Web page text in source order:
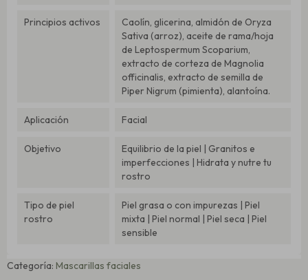
Principios activos
Caolín, glicerina, almidón de Oryza
Sativa (arroz), aceite de rama/hoja
de Leptospermum Scoparium,
extracto de corteza de Magnolia
officinalis, extracto de semilla de
Piper Nigrum (pimienta), alantoína.
Aplicación Facial
Objetivo
Equilibrio de la piel | Granitos e
imperfecciones | Hidrata y nutre tu
rostro
Tipo de piel
rostro
Piel grasa o con impurezas | Piel
mixta | Piel normal | Piel seca | Piel
sensible
Categoría: Mascarillas faciales